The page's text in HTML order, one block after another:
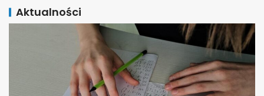
Aktualności